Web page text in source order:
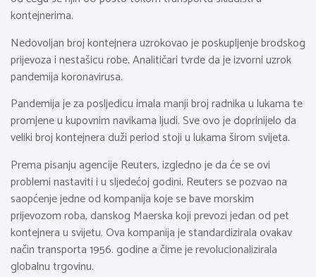
kontejnerima.
Nedovoljan broj kontejnera uzrokovao je poskupljenje brodskog
prijevoza i nestašicu robe. Analitičari tvrde da je izvorni uzrok
pandemija koronavirusa.
Pandemija je za posljedicu imala manji broj radnika u lukama te
promjene u kupovnim navikama ljudi. Sve ovo je doprinijelo da
veliki broj kontejnera duži period stoji u lukama širom svijeta.
Prema pisanju agencije Reuters, izgledno je da će se ovi
problemi nastaviti i u sljedećoj godini. Reuters se pozvao na
saopćenje jedne od kompanija koje se bave morskim
prijevozom roba, danskog Maerska koji prevozi jedan od pet
kontejnera u svijetu. Ova kompanija je standardizirala ovakav
način transporta 1956. godine a čime je revolucionalizirala
globalnu trgovinu.